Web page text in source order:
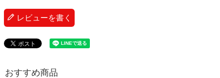
レビューを書く
おすすめ商品